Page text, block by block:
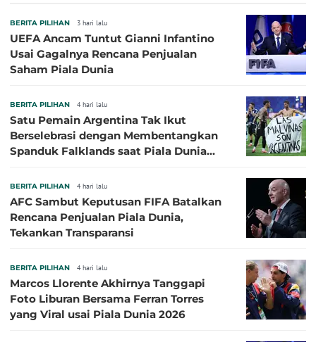
BERITA PILIHAN 3 hari lalu
UEFA Ancam Tuntut Gianni Infantino
Usai Gagalnya Rencana Penjualan
Saham Piala Dunia
BERITA PILIHAN 4 hari lalu
Satu Pemain Argentina Tak Ikut
Berselebrasi dengan Membentangkan
Spanduk Falklands saat Piala Dunia
BERITA PILIHAN 4 hari lalu
AFC Sambut Keputusan FIFA Batalkan
Rencana Penjualan Piala Dunia,
Tekankan Transparansi
BERITA PILIHAN 4 hari lalu
Marcos Llorente Akhirnya Tanggapi
Foto Liburan Bersama Ferran Torres
yang Viral usai Piala Dunia 2026